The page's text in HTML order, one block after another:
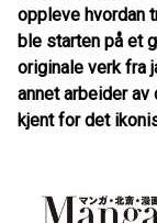
oppleve hvordan
ble starten på et
originale verk fra
annet arbeider
kjent for det